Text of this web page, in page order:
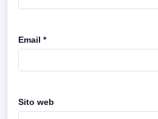
Email *
Sito web